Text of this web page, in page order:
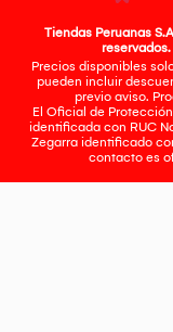
Tiendas Peruanas
Precios disponibles
pueden incluir
previo aviso.
El Oficial de
identificada con RUC
Zegarra identificado
contacto es